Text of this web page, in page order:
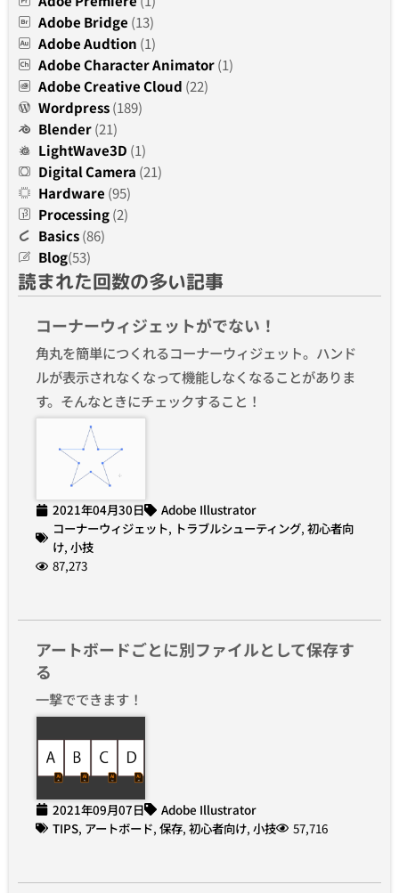
Adobe Bridge (13)
Adobe Audtion (1)
Adobe Character Animator(1)
Adobe Creative Cloud (22)
Wordpress(189)
Blender(21)
LightWave3D (1)
Digital Camera (21)
Hardware (95)
Processing(2)
Basics(86)
Blog(53)
読まれた回数の多い記事
コーナーウィジェットがでない！
角丸を簡単につくれるコーナーウィジェット。ハンド
ルが表示されなくなって機能しなくなることがありま
す。そんなときにチェックすること！
2021年04月30日
Adobe Illustrator
コーナーウィジェット, トラブルシューティング, 初心者向
け, 小技
87,273
アートボードごとに別ファイルとして保存す
る
一撃でできます！
2021年09月07日
Adobe Illustrator
TIPS, アートボード, 保存, 初心者向け, 小技 57,716